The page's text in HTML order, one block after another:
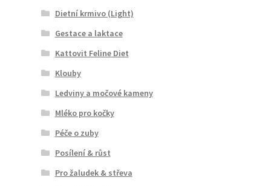
Dietní krmivo (Light)
Gestace a laktace
Kattovit Feline Diet
Klouby
Ledviny a močové kameny
Mléko pro kočky
Péče o zuby
Posílení & růst
Pro žaludek & střeva